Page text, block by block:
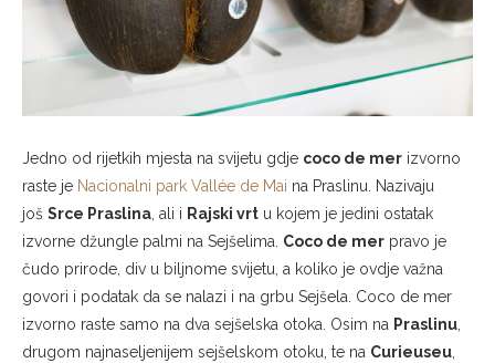
Jedno od rijetkih mjesta na svijetu gdje coco de mer izvorno
raste je Nacionalni park Vallée de Mai na Praslinu. Nazivaju
još Srce Praslina , ali i Rajski vrt u kojem je jedini ostatak
izvorne džungle palmi na Sejšelima. Coco de mer pravo je
čudo prirode, div u biljnome svijetu, a koliko je ovdje važna
govori i podatak da se nalazi i na grbu Sejšela. Coco de mer
izvorno raste samo na dva sejšelska otoka. Osim na Praslinu
drugom najnaseljenijem sejšelskom otoku, te na Curieuseu